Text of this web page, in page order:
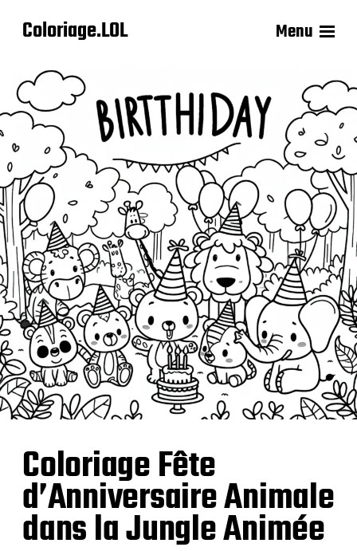
Coloriage.LOL Menu
Coloriage Fête
d’Anniversaire Animale
dans la Jungle Animée